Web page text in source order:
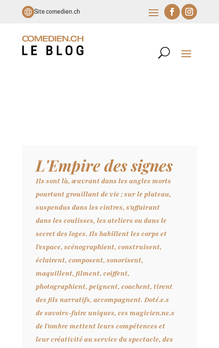
Site comedien.ch
L'Empire des signes
Ils sont là, œuvrant dans les angles morts
pourtant grouillant de vie ; sur le plateau,
suspendus dans les cintres, s’affairant
dans les coulisses, les ateliers ou dans le
secret des loges. Ils habillent les corps et
l’espace, scénographient, construisent,
éclairent, composent, sonorisent,
maquillent, filment, coiffent,
photographient, peignent, coachent, tirent
des fils narratifs, accompagnent. Doté.e.s
de savoirs-faire uniques, ces magicien.ne.s
de l’ombre mettent leurs compétences et
leur créativité au service du spectacle, des